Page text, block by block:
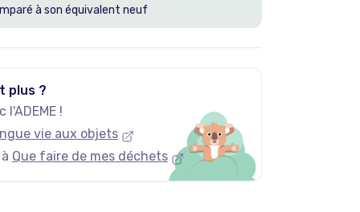
à son équivalent neuf
plus ?
!
vie aux objets
Que faire de mes déchets